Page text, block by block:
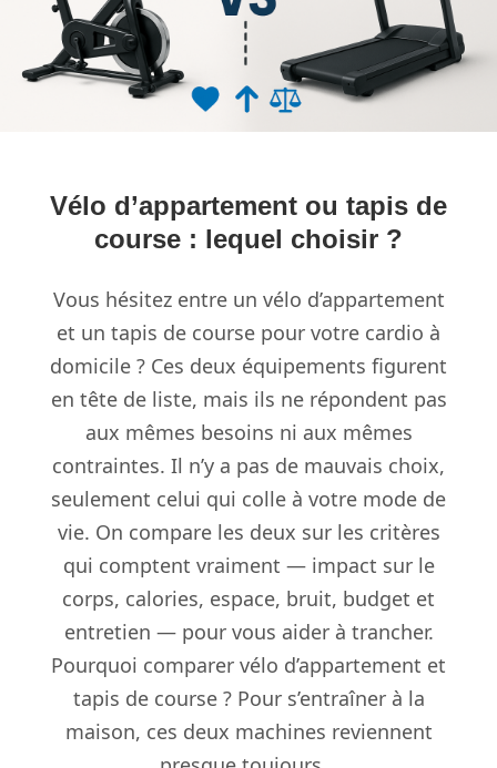
Vélo d’appartement ou tapis de
course : lequel choisir ?
Vous hésitez entre un vélo d’appartement
et un tapis de course pour votre cardio à
domicile ? Ces deux équipements figurent
en tête de liste, mais ils ne répondent pas
aux mêmes besoins ni aux mêmes
contraintes. Il n’y a pas de mauvais choix,
seulement celui qui colle à votre mode de
vie. On compare les deux sur les critères
qui comptent vraiment — impact sur le
corps, calories, espace, bruit, budget et
entretien — pour vous aider à trancher.
Pourquoi comparer vélo d’appartement et
tapis de course ? Pour s’entraîner à la
maison, ces deux machines reviennent